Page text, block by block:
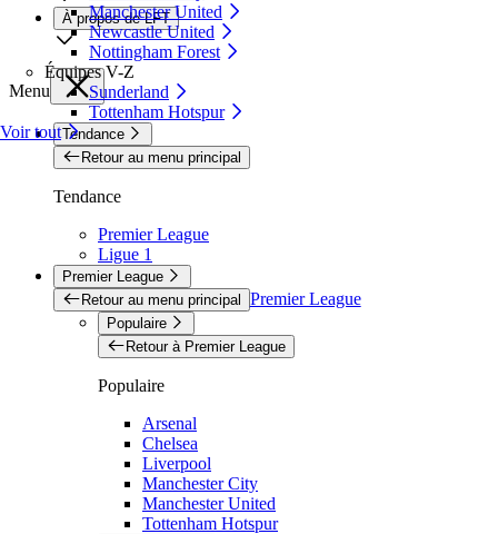
Manchester United
Newcastle United
Nottingham Forest
Équipes V-Z
Sunderland
Tottenham Hotspur
Voir tout
À propos de LFT
Menu
Tendance
Retour au menu principal
Tendance
Premier League
Ligue 1
Premier League
Retour au menu principal Premier League
Populaire
Retour à Premier League
Populaire
Arsenal
Chelsea
Liverpool
Manchester City
Manchester United
Tottenham Hotspur